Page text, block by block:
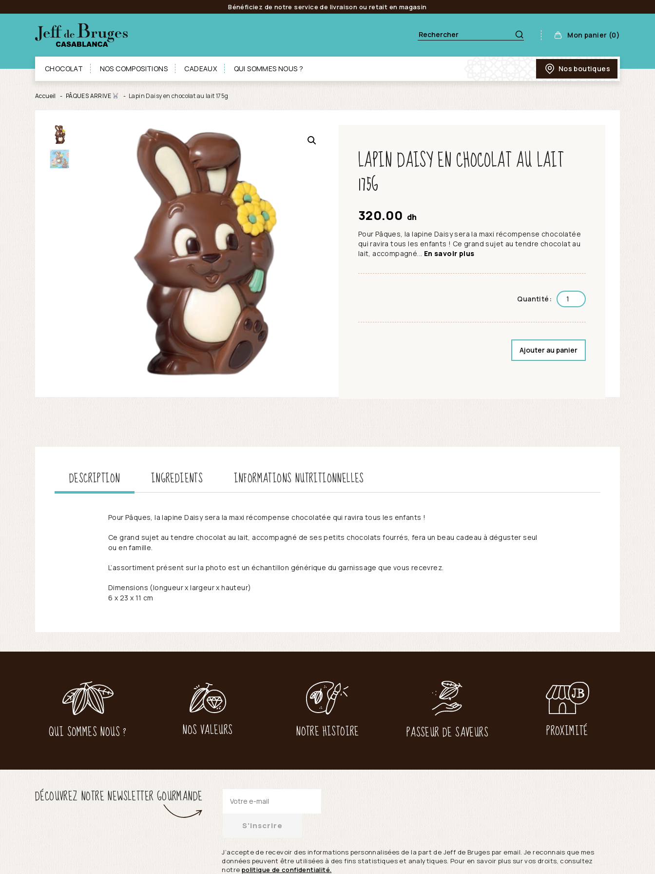
Bénéficiez de notre service de livraison ou retait en magasin
Mon panier (0)
CHOCOLAT NOS COMPOSITIONS CADEAUX QUI SOMMES NOUS ? Nos boutiques
Accueil PÂQUES ARRIVE Lapin Daisy en chocolat au lait 175g
LAPIN DAISY EN CHOCOLAT AU LAIT
175G
320.00 dh
Pour Pâques, la lapine Daisy sera la maxi récompense chocolatée
qui ravira tous les enfants ! Ce grand sujet au tendre chocolat au
lait, accompagné... En savoir plus
Quantité:
Ajouter au panier
DESCRIPTION INGREDIENTS INFORMATIONS NUTRITIONNELLES
Pour Pâques, la lapine Daisy sera la maxi récompense chocolatée qui ravira tous les enfants !
Ce grand sujet au tendre chocolat au lait, accompagné de ses petits chocolats fourrés, fera un beau cadeau à déguster seul
ou en famille.
L’assortiment présent sur la photo est un échantillon générique du garnissage que vous recevrez.
Dimensions (longueur x largeur x hauteur)
6 x 23 x 11 cm
QUI SOMMES NOUS ? NOS VALEURS NOTRE HISTOIRE PASSEUR DE SAVEURS PROXIMITÉ
DÉCOUVREZ NOTRE NEWSLETTER GOURMANDE
S'inscrire
J’accepte de recevoir des informations personnalisées de la part de Jeff de Bruges par email. Je reconnais que mes
données peuvent être utilisées à des fins statistiques et analytiques. Pour en savoir plus sur vos droits, consultez
notre politique de confidentialité.